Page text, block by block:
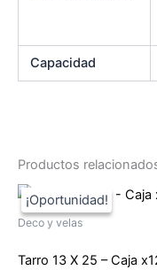
Capacidad
Productos
Deco y velas
Tarro 13 X 25 – Caja